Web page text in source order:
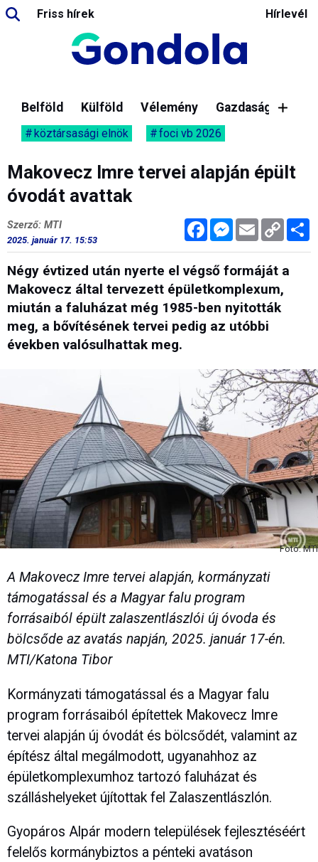
Friss hírek Hírlevél
Belföld Külföld Vélemény Gazdaság
köztársasági elnök foci vb 2026
Makovecz Imre tervei alapján épült
óvodát avattak
FacebookMessenger
Email Copy
Link
Szerző: MTI
2025. január 17. 15:53
Négy évtized után nyerte el végső formáját a
Makovecz által tervezett épületkomplexum,
miután a faluházat még 1985-ben nyitották
meg, a bővítésének tervei pedig az utóbbi
években valósulhattak meg.
Fotó: MTI
A Makovecz Imre tervei alapján, kormányzati
támogatással és a Magyar falu program
forrásaiból épült zalaszentlászlói új óvoda és
bölcsőde az avatás napján, 2025. január 17-én.
MTI/Katona Tibor
Kormányzati támogatással és a Magyar falu
program forrásaiból építettek Makovecz Imre
tervei alapján új óvodát és bölcsődét, valamint az
építész által megálmodott, ugyanahhoz az
épületkomplexumhoz tartozó faluházat és
szálláshelyeket újítottak fel Zalaszentlászlón.
Gyopáros Alpár modern települések fejlesztéséért
felelős kormánybiztos a pénteki avatáson